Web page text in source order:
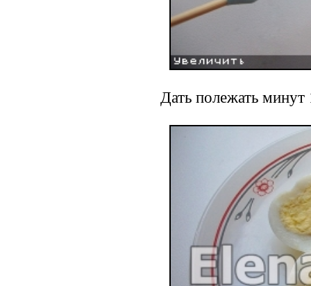
Дать полежать минут